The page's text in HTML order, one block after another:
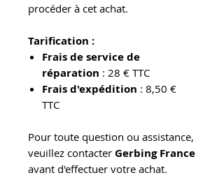
procéder à cet achat.
Tarification :
Frais de service de
réparation : 28 € TTC
Frais d'expédition : 8,50 €
TTC
Pour toute question ou assistance,
veuillez contacter Gerbing France
avant d'effectuer votre achat.